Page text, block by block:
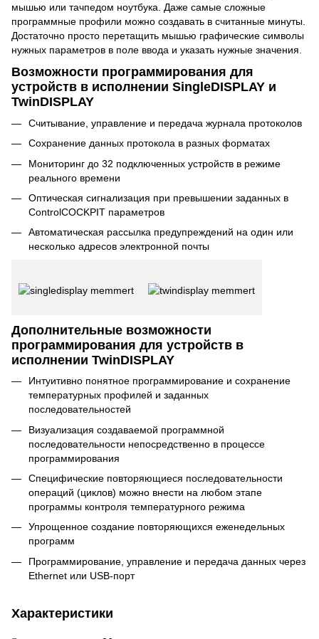
мышью или тачпедом ноутбука. Даже самые сложные
программные профили можно создавать в считанные минуты.
Достаточно просто перетащить мышью графические символы
нужных параметров в поле ввода и указать нужные значения.
Возможности программирования для
устройств в исполнении SingleDISPLAY и
TwinDISPLAY
Считывание, управление и передача журнала протоколов
Сохранение данных протокола в разных форматах
Мониторинг до 32 подключенных устройств в режиме
реального времени
Оптическая сигнализация при превышении заданных в
ControlCOCKPIT параметров
Автоматическая рассылка предупреждений на один или
несколько адресов электронной почты
Дополнительные возможности
программирования для устройств в
исполнении TwinDISPLAY
Интуитивно понятное программирование и сохранение
температурных профилей и заданных
последовательностей
Визуализация создаваемой программной
последовательности непосредственно в процессе
программирования
Специфические повторяющиеся последовательности
операций (циклов) можно внести на любом этапе
программы контроля температурного режима
Упрощенное создание повторяющихся еженедельных
программ
Программирование, управление и передача данных через
Ethernet или USB-порт
Характеристики